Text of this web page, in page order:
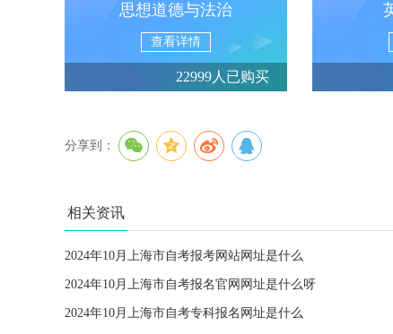
思想道德与法治
查看详情
22999人已购买
分享到：
相关资讯
2024年10月上海市自考报考网站网址是什么
2024年10月上海市自考报名官网网址是什么呀
2024年10月上海市自考专科报名网址是什么